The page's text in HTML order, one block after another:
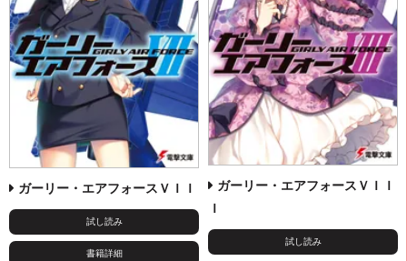
ガーリー・エアフォースＶＩＩ
試し読み
書籍詳細
ガーリー・エアフォースＶＩＩ
Ｉ
試し読み